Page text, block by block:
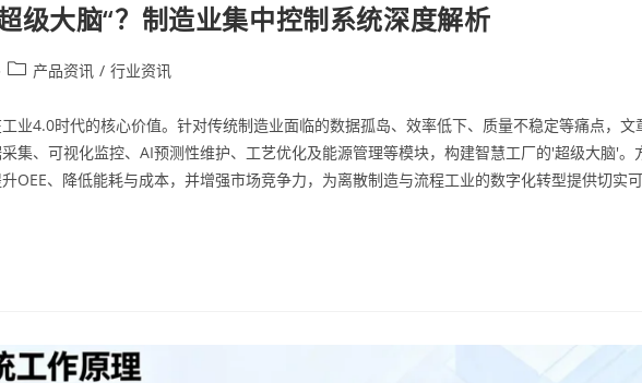
级大脑“？制造业集中控制系统深度解析
产品资讯 / 行业资讯
业4.0时代的核心价值。针对传统制造业面临的数据孤岛、效率低下、质量不稳定等痛点，文
集、可视化监控、AI预测性维护、工艺优化及能源管理等模块，构建智慧工厂的'超级大脑'。
OEE、降低能耗与成本，并增强市场竞争力，为离散制造与流程工业的数字化转型提供切实可